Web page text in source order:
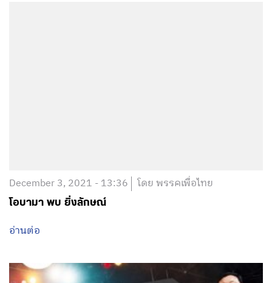
December 3, 2021 - 13:36 โดย พรรคเพื่อไทย
โอบามา พบ ยิ่งลักษณ์
อ่านต่อ